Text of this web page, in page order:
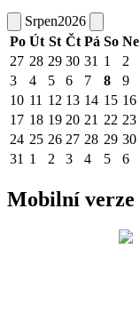
Srpen2026
Po Út St Čt Pá So Ne
27 28 29 30 31 1
2
3
4 5 6 7 8
9
10 11 12 13 14 15 16
17 18 19 20 21 22 23
24 25 26 27 28 29 30
31 1 2 3 4 5 6
Mobilní verze